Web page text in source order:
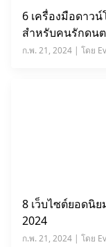
6 เครื่องมือดาว
สำหรับคนรักดน
ก.พ. 21, 2024 | โดย
8 เว็บไซต์ยอดนิ
2024
ก.พ. 21, 2024 | โดย